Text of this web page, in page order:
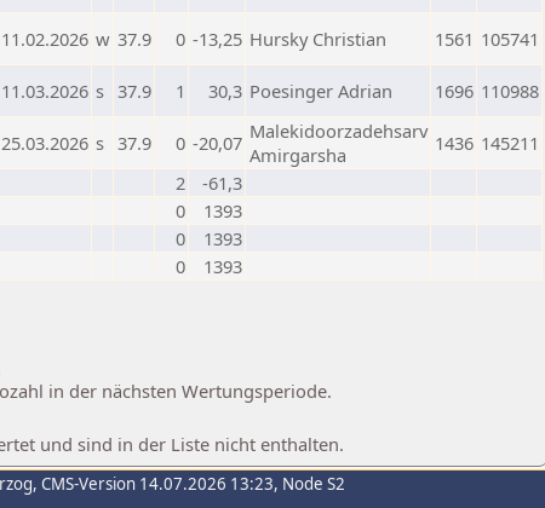
11.02.2026 w 37.9 0 -13,25 Hursky Christian 1561 105741
11.03.2026 s 37.9 1 30,3 Poesinger Adrian 1696 110988
25.03.2026 s 37.9 0 -20,07 Malekidoorzadehsarv
Amirgarsha
1436 145211
2
-61,3
0
1393
0
1393
0
1393
in der nächsten Wertungsperiode.
und sind in der Liste nicht enthalten.
, CMS-Version 14.07.2026 13:23, Node S2